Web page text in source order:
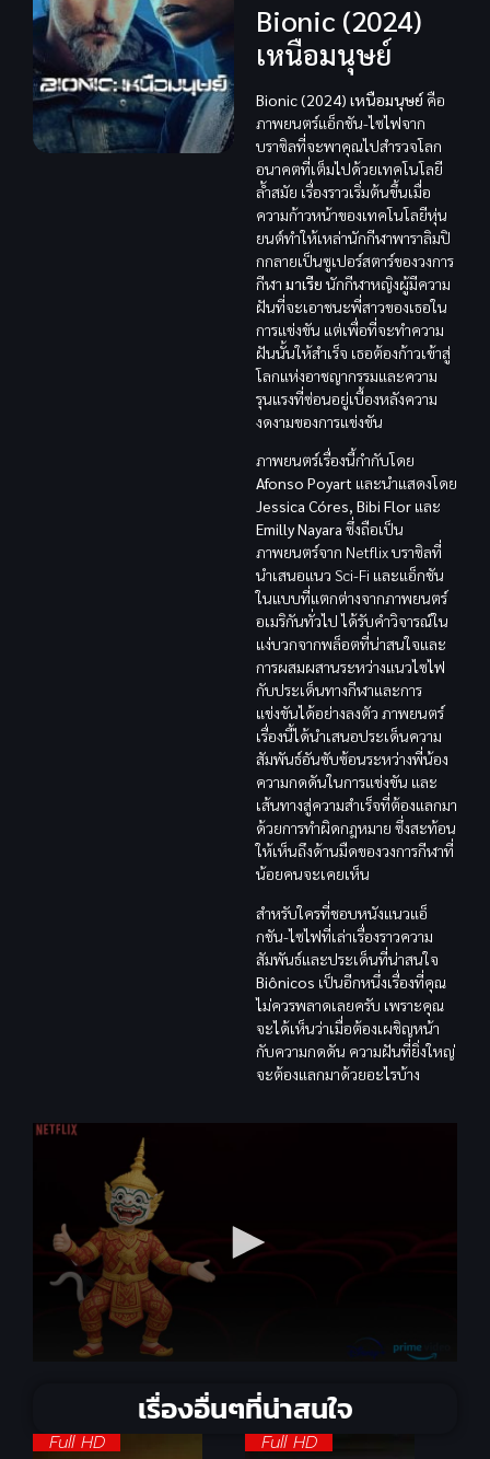
Bionic (2024)
เหนือมนุษย์
Bionic (2024) เหนือมนุษย์คือ
ภาพยนตร์แอ็กชัน-ไซไฟจาก
บราซิลที่จะพาคุณไปสำรวจโลก
อนาคตที่เต็มไปด้วยเทคโนโลยี
ล้ำสมัย เรื่องราวเริ่มต้นขึ้นเมื่อ
ความก้าวหน้าของเทคโนโลยีหุ่น
ยนต์ทำให้เหล่านักกีฬาพาราลิมปิ
กกลายเป็นซูเปอร์สตาร์ของวงการ
กีฬา มาเรีย นักกีฬาหญิงผู้มีความ
ฝันที่จะเอาชนะพี่สาวของเธอใน
การแข่งขัน แต่เพื่อที่จะทำความ
ฝันนั้นให้สำเร็จ เธอต้องก้าวเข้าสู่
โลกแห่งอาชญากรรมและความ
รุนแรงที่ซ่อนอยู่เบื้องหลังความ
งดงามของการแข่งขัน
ภาพยนตร์เรื่องนี้กำกับโดย
Afonso Poyart และนำแสดงโดย
Jessica Córes, Bibi Flor และ
Emilly Nayara ซึ่งถือเป็น
ภาพยนตร์จาก Netflix บราซิลที่
นำเสนอแนว Sci-Fi และแอ็กชัน
ในแบบที่แตกต่างจากภาพยนตร์
อเมริกันทั่วไป ได้รับคำวิจารณ์ใน
แง่บวกจากพล็อตที่น่าสนใจและ
การผสมผสานระหว่างแนวไซไฟ
กับประเด็นทางกีฬาและการ
แข่งขันได้อย่างลงตัว ภาพยนตร์
เรื่องนี้ได้นำเสนอประเด็นความ
สัมพันธ์อันซับซ้อนระหว่างพี่น้อง
ความกดดันในการแข่งขัน และ
เส้นทางสู่ความสำเร็จที่ต้องแลกมา
ด้วยการทำผิดกฎหมาย ซึ่งสะท้อน
ให้เห็นถึงด้านมืดของวงการกีฬาที่
น้อยคนจะเคยเห็น
สำหรับใครที่ชอบหนังแนวแอ็
กชัน-ไซไฟที่เล่าเรื่องราวความ
สัมพันธ์และประเด็นที่น่าสนใจ
Biônicos เป็นอีกหนึ่งเรื่องที่คุณ
ไม่ควรพลาดเลยครับ เพราะคุณ
จะได้เห็นว่าเมื่อต้องเผชิญหน้า
กับความกดดัน ความฝันที่ยิ่งใหญ่
จะต้องแลกมาด้วยอะไรบ้าง
เรื่องอื่นๆที่น่าสนใจ
Full HD Full HD